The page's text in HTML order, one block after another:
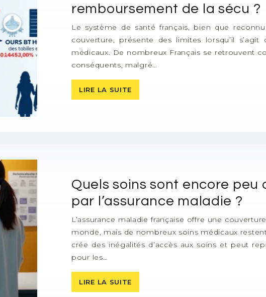
remboursement de la sécu ?
Le système de santé français, bien que
couverture, présente des limites lorsqu’il
médicaux. De nombreux Français se retrouvent
conséquents, malgré…
LIRE LA SUITE
Quels soins sont encore peu
par l’assurance maladie ?
L’assurance maladie française offre une
monde, mais de nombreux soins médicaux
crée des inégalités d’accès aux soins et peut
pour les…
LIRE LA SUITE